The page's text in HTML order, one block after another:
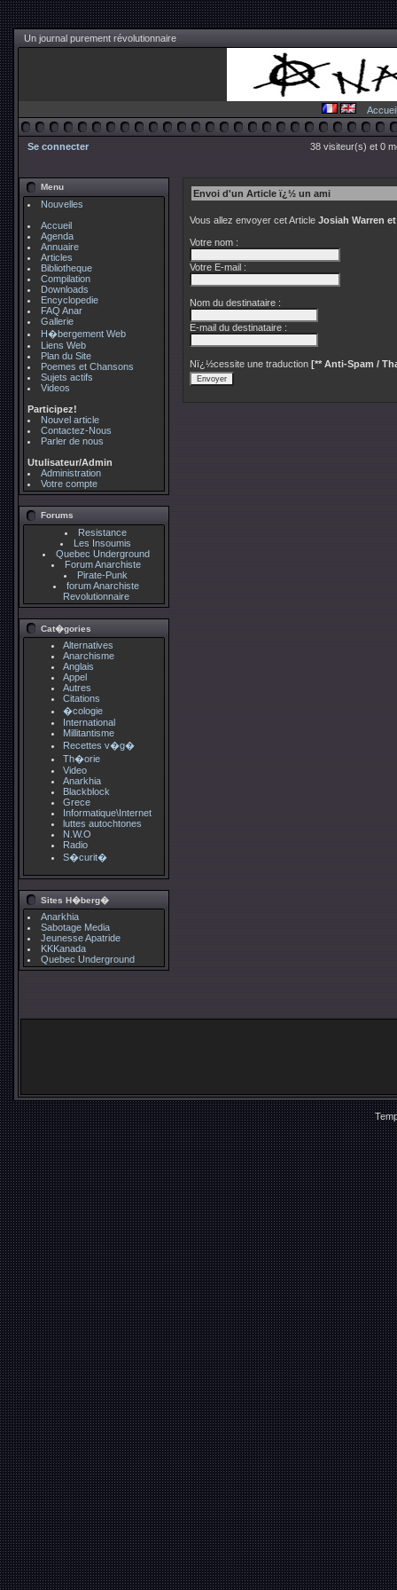
Un journal purement révolutionnaire
Accueil
Se connecter 38 visiteur(s) et 0
Menu
Nouvelles
Accueil
Agenda
Annuaire
Articles
Bibliotheque
Compilation
Downloads
Encyclopedie
FAQ Anar
Gallerie
H�bergement Web
Liens Web
Plan du Site
Poemes et Chansons
Sujets actifs
Videos
Participez!
Nouvel article
Contactez-Nous
Parler de nous
Utulisateur/Admin
Administration
Votre compte
Forums
Resistance
Les Insoumis
Quebec Underground
Forum Anarchiste
Pirate-Punk
forum Anarchiste
Revolutionnaire
Cat�gories
Alternatives
Anarchisme
Anglais
Appel
Autres
Citations
�cologie
International
Millitantisme
Recettes v�g�
Th�orie
Video
Anarkhia
Blackblock
Grece
Informatique\Internet
luttes autochtones
N.W.O
Radio
S�curit�
Sites H�berg�
Anarkhia
Sabotage Media
Jeunesse Apatride
KKKanada
Quebec Underground
Envoi d'un Article ï¿½ un ami
Vous allez envoyer cet Article Josiah Warren
Votre nom :
Votre E-mail :
Nom du destinataire :
E-mail du destinataire :
Nï¿½cessite une traduction [** Anti-Spam /